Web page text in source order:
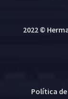
2022 ©
Política